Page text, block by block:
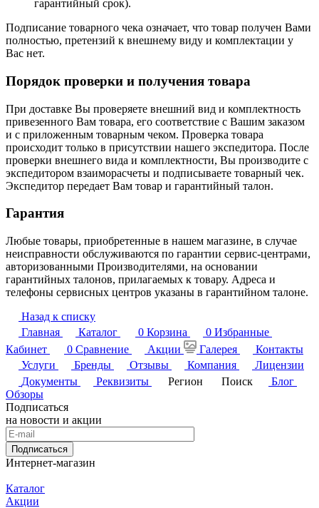
гарантийный срок).
Подписание товарного чека означает, что товар получен Вами
полностью, претензий к внешнему виду и комплектации у
Вас нет.
Порядок проверки и получения товара
При доставке Вы проверяете внешний вид и комплектность
привезенного Вам товара, его соответствие с Вашим заказом
и с приложенным товарным чеком. Проверка товара
происходит только в присутствии нашего экспедитора. После
проверки внешнего вида и комплектности, Вы производите с
экспедитором взаиморасчеты и подписываете товарный чек.
Экспедитор передает Вам товар и гарантийный талон.
Гарантия
Любые товары, приобретенные в нашем магазине, в случае
неисправности обслуживаются по гарантии сервис-центрами,
авторизованными Производителями, на основании
гарантийных талонов, прилагаемых к товару. Адреса и
телефоны сервисных центров указаны в гарантийном талоне.
Назад к списку
Главная
Каталог 0 Корзина 0 Избранные
Кабинет
0 Сравнение Акции Галерея
Контакты
Услуги
Бренды Отзывы Компания
Лицензии
Документы
Реквизиты Регион Поиск
Блог
Обзоры
Подписаться
на новости и акции
Подписаться
Интернет-магазин
Каталог
Акции